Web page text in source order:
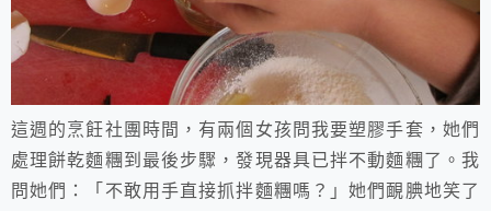
這週的烹飪社團時間，有兩個女孩問我要塑膠手套，她們
處理餅乾麵糰到最後步驟，發現器具已拌不動麵糰了。我
問她們：「不敢用手直接抓拌麵糰嗎？」她們靦腆地笑了